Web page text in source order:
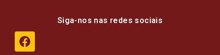
Siga-nos nas redes sociais